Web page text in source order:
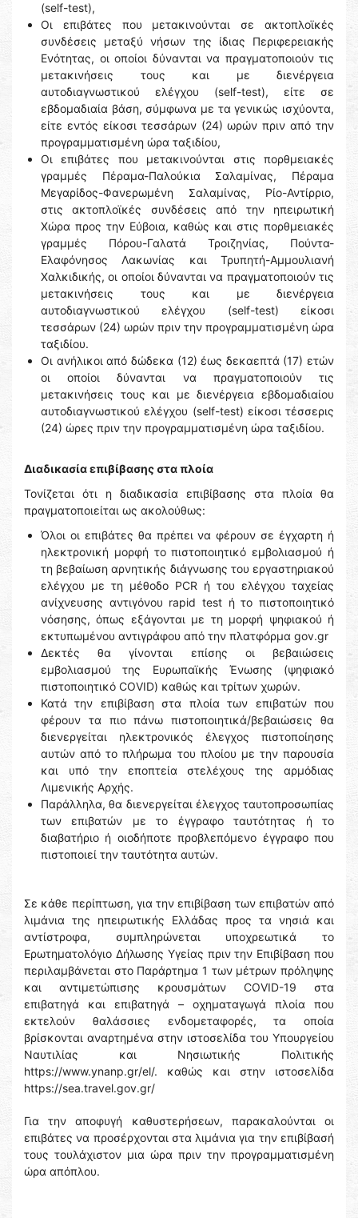
(self-test),
Οι επιβάτες που μετακινούνται σε ακτοπλοϊκές
συνδέσεις μεταξύ νήσων της ίδιας Περιφερειακής
Ενότητας, οι οποίοι δύνανται να πραγματοποιούν τις
μετακινήσεις τους και με διενέργεια
αυτοδιαγνωστικού ελέγχου (self-test), είτε σε
εβδομαδιαία βάση, σύμφωνα με τα γενικώς ισχύοντα,
είτε εντός είκοσι τεσσάρων (24) ωρών πριν από την
προγραμματισμένη ώρα ταξιδίου,
Οι επιβάτες που μετακινούνται στις πορθμειακές
γραμμές Πέραμα-Παλούκια Σαλαμίνας, Πέραμα
Μεγαρίδος-Φανερωμένη Σαλαμίνας, Ρίο-Αντίρριο,
στις ακτοπλοϊκές συνδέσεις από την ηπειρωτική
Χώρα προς την Εύβοια, καθώς και στις πορθμειακές
γραμμές Πόρου-Γαλατά Τροιζηνίας, Πούντα-
Ελαφόνησος Λακωνίας και Τρυπητή-Αμμουλιανή
Χαλκιδικής, οι οποίοι δύνανται να πραγματοποιούν τις
μετακινήσεις τους και με διενέργεια
αυτοδιαγνωστικού ελέγχου (self-test) είκοσι
τεσσάρων (24) ωρών πριν την προγραμματισμένη ώρα
ταξιδίου.
Οι ανήλικοι από δώδεκα (12) έως δεκαεπτά (17) ετών
οι οποίοι δύνανται να πραγματοποιούν τις
μετακινήσεις τους και με διενέργεια εβδομαδιαίου
αυτοδιαγνωστικού ελέγχου (self-test) είκοσι τέσσερις
(24) ώρες πριν την προγραμματισμένη ώρα ταξιδίου.
Διαδικασία επιβίβασης στα πλοία
Τονίζεται ότι η διαδικασία επιβίβασης στα πλοία θα
πραγματοποιείται ως ακολούθως:
Όλοι οι επιβάτες θα πρέπει να φέρουν σε έγχαρτη ή
ηλεκτρονική μορφή το πιστοποιητικό εμβολιασμού ή
τη βεβαίωση αρνητικής διάγνωσης του εργαστηριακού
ελέγχου με τη μέθοδο PCR ή του ελέγχου ταχείας
ανίχνευσης αντιγόνου rapid test ή το πιστοποιητικό
νόσησης, όπως εξάγονται με τη μορφή ψηφιακού ή
εκτυπωμένου αντιγράφου από την πλατφόρμα gov.gr
Δεκτές θα γίνονται επίσης οι βεβαιώσεις
εμβολιασμού της Ευρωπαϊκής Ένωσης (ψηφιακό
πιστοποιητικό COVID) καθώς και τρίτων χωρών.
Κατά την επιβίβαση στα πλοία των επιβατών που
φέρουν τα πιο πάνω πιστοποιητικά/βεβαιώσεις θα
διενεργείται ηλεκτρονικός έλεγχος πιστοποίησης
αυτών από το πλήρωμα του πλοίου με την παρουσία
και υπό την εποπτεία στελέχους της αρμόδιας
Λιμενικής Αρχής.
Παράλληλα, θα διενεργείται έλεγχος ταυτοπροσωπίας
των επιβατών με το έγγραφο ταυτότητας ή το
διαβατήριο ή οιοδήποτε προβλεπόμενο έγγραφο που
πιστοποιεί την ταυτότητα αυτών.
Σε κάθε περίπτωση, για την επιβίβαση των επιβατών από
λιμάνια της ηπειρωτικής Ελλάδας προς τα νησιά και
αντίστροφα, συμπληρώνεται υποχρεωτικά το
Ερωτηματολόγιο Δήλωσης Υγείας πριν την Επιβίβαση που
περιλαμβάνεται στο Παράρτημα 1 των μέτρων πρόληψης
και αντιμετώπισης κρουσμάτων COVID-19 στα
επιβατηγά και επιβατηγά – οχηματαγωγά πλοία που
εκτελούν θαλάσσιες ενδομεταφορές, τα οποία
βρίσκονται αναρτημένα στην ιστοσελίδα του Υπουργείου
Ναυτιλίας και Νησιωτικής Πολιτικής
https://www.ynanp.gr/el/. καθώς και στην ιστοσελίδα
https://sea.travel.gov.gr/
Για την αποφυγή καθυστερήσεων, παρακαλούνται οι
επιβάτες να προσέρχονται στα λιμάνια για την επιβίβασή
τους τουλάχιστον μια ώρα πριν την προγραμματισμένη
ώρα απόπλου.